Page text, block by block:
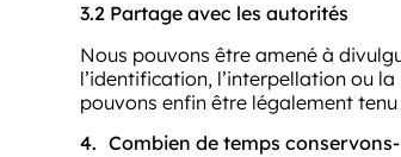
3.2 Partage avec les autorités
Nous pouvons être amené à
l’identification, l’interpellation ou
pouvons enfin être légalement
4. Combien de temps